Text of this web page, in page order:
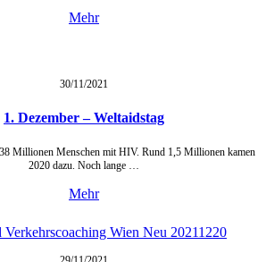
Mehr
30/11/2021
1. Dezember – Weltaidstag
Millionen Menschen mit HIV. Rund 1,5 Millionen kamen
2020 dazu. Noch lange …
Mehr